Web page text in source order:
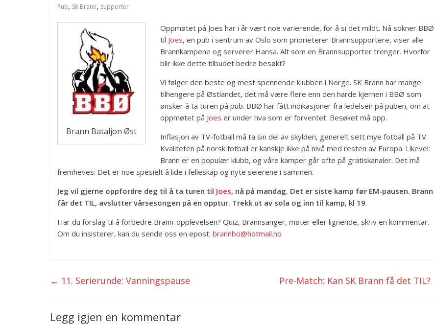
Pub, SK Brann, supporter
Brann Bataljon Øst
Oppmøtet på Joes har i år vært noe varierende, for å si det mildt. Nå sokner BBØ
til Joes, en pub i sentrum av Oslo som priorieterer Brannsupportere, viser alle
Brannkampene og serverer Hansa. Alt som en Brannsupporter trenger. Hvorfor
blir ikke dette tilbudet bedre besøkt?
Vi følger den beste og mest spennende klubben i Norge. SK Brann har mange
tilhengere på Østlandet, det må være flere enn den harde kjernen i BBØ som
ønsker å ta turen på pub. BBØ har fått indikasjoner fra ledelsen på puben, om at
oppmøtet på Joes er under hva som er forventet. Besøket må opp.
Inflasjon av TV-fotball må ta sin del av skylden, generelt sett mye fotball på TV.
Kvaliteten på norsk fotball er kanskje ikke på nivå med resten av Europa. Likevel:
Brann er en populær klubb, og våre kamper går ofte på gratiskanaler. Det må
fremheves: Det er noe spesielt å lide i felleskap og nyte seierene i sammen.
Jeg vil gjerne oppfordre deg til å ta turen til Joes, nå på mandag. Det er siste kamp før EM-pausen. Brann
får det TIL, avslutter vårsesongen på en opptur. Trekk ut av sola og inn til kamp, kl 19.
Har du forslag til å forbedre Brann-opplevelsen? Quiz, Brannsanger, møter eller lignende, skriv en kommentar.
Om du insisterer, kan du sende oss en epost: brannbo@hotmail.no
← 11. Serierunde: Vanningspause Pre-Match: Kan SK Brann få det TIL?
Legg igjen en kommentar